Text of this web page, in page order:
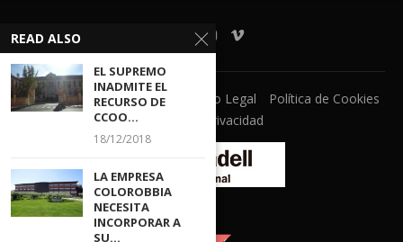
Ventanilla Unica CECOVA Aviso Legal
Política de Cookies
Política de Privacidad
READ ALSO
EL SUPREMO
INADMITE EL
RECURSO DE
CCOO...
18/12/2018
LA EMPRESA
COLOROBBIA
NECESITA
INCORPORAR A
SU...